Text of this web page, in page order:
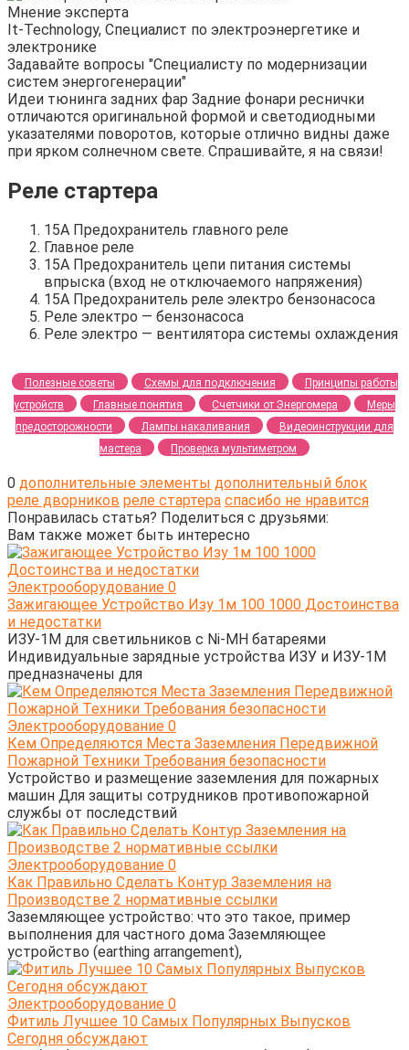
Мнение эксперта
It-Technology, Cпециалист по электроэнергетике и
электронике
Задавайте вопросы "Специалисту по модернизации
систем энергогенерации"
Идеи тюнинга задних фар Задние фонари реснички
отличаются оригинальной формой и светодиодными
указателями поворотов, которые отлично видны даже
при ярком солнечном свете. Спрашивайте, я на связи!
Реле стартера
15А Предохранитель главного реле
Главное реле
15А Предохранитель цепи питания системы
впрыска (вход не отключаемого напряжения)
15А Предохранитель реле электро бензонасоса
Реле электро — бензонасоса
Реле электро — вентилятора системы охлаждения
Полезные советы Схемы для подключения
Принципы работы
устройств
Главные понятия Счетчики от Энергомера
Меры
предосторожности
Лампы накаливания
Видеоинструкции для
мастера
Проверка мультиметром
0 дополнительные элементы дополнительный блок
реле дворников реле стартера спасибо не нравится
Понравилась статья? Поделиться с друзьями:
Вам также может быть интересно
Электрооборудование 0
Зажигающее Устройство Изу 1м 100 1000 Достоинства
и недостатки
ИЗУ-1М для светильников с Ni-MH батареями
Индивидуальные зарядные устройства ИЗУ и ИЗУ-1М
предназначены для
Электрооборудование 0
Кем Определяются Места Заземления Передвижной
Пожарной Техники Требования безопасности
Устройство и размещение заземления для пожарных
машин Для защиты сотрудников противопожарной
службы от последствий
Электрооборудование 0
Как Правильно Сделать Контур Заземления на
Производстве 2 нормативные ссылки
Заземляющее устройство: что это такое, пример
выполнения для частного дома Заземляющее
устройство (earthing arrangement),
Электрооборудование 0
Фитиль Лучшее 10 Самых Популярных Выпусков
Сегодня обсуждают